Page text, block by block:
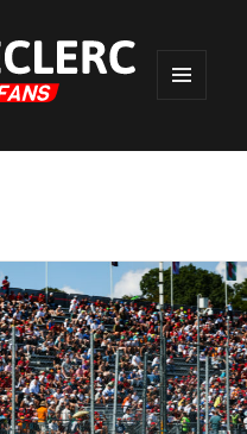
WIDGETS